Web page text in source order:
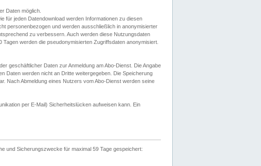
Daten möglich.
für jeden Datendownload werden Informationen zu diesen
personenbezogen und werden ausschließlich in anonymisierter
zu verbessern. Auch werden diese Nutzungsdaten
werden die pseudonymisierten Zugriffsdaten anonymisiert.
geschäftlicher Daten zur Anmeldung am Abo-Dienst. Die Angabe
Daten werden nicht an Dritte weitergegeben. Die Speicherung
Nach Abmeldung eines Nutzers vom Abo-Dienst werden seine
per E-Mail) Sicherheitslücken aufweisen kann. Ein
und Sicherungszwecke für maximal 59 Tage gespeichert: